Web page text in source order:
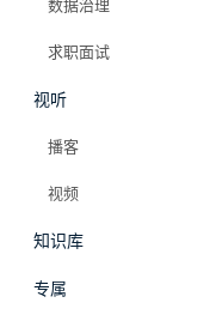
数据治理
求职面试
视听
播客
视频
知识库
专属